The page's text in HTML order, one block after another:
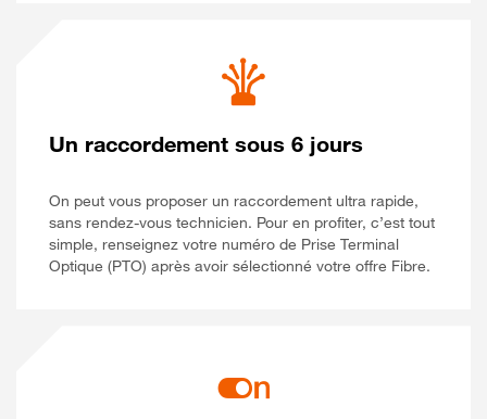
Un raccordement sous 6 jours
On peut vous proposer un raccordement ultra rapide,
sans rendez-vous technicien. Pour en profiter, c’est tout
simple, renseignez votre numéro de Prise Terminal
Optique (PTO) après avoir sélectionné votre offre Fibre.